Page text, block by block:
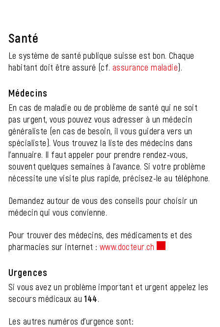
Santé
Le système de santé publique suisse est bon. Chaque
habitant doit être assuré (cf. assurance maladie).
Médecins
En cas de maladie ou de problème de santé qui ne soit
pas urgent, vous pouvez vous adresser à un médecin
généraliste (en cas de besoin, il vous guidera vers un
spécialiste). Vous trouvez la liste des médecins dans
l'annuaire. Il faut appeler pour prendre rendez-vous,
souvent quelques semaines à l'avance. Si votre problème
nécessite une visite plus rapide, précisez-le au téléphone.
Demandez autour de vous des conseils pour choisir un
médecin qui vous convienne.
Pour trouver des médecins, des médicaments et des
pharmacies sur internet : www.docteur.ch
Urgences
Si vous avez un problème important et urgent appelez les
secours médicaux au 144.
Les autres numéros d'urgence sont: